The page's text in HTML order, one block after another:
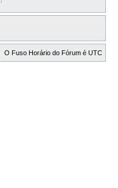
O Fuso Horário do Fórum é UTC